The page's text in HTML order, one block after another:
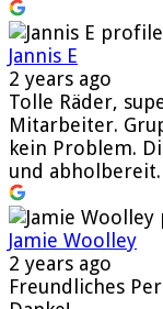
Jannis E
2 years ago
Tolle Räder,
Mitarbeiter.
kein Problem.
und abholbereit.
Jamie Woolley
2 years ago
Freundliches